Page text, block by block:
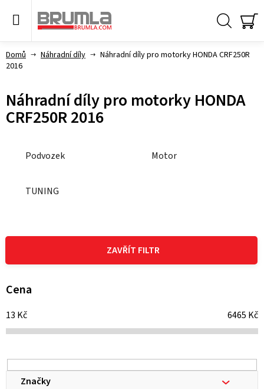
Domů Náhradní díly
Náhradní díly pro motorky HONDA CRF250R
2016
Náhradní díly pro motorky HONDA
CRF250R 2016
Podvozek Motor
TUNING
ZAVŘÍT FILTR
Cena
13 Kč 6465 Kč
Značky
V
p
i
p
r
o
d